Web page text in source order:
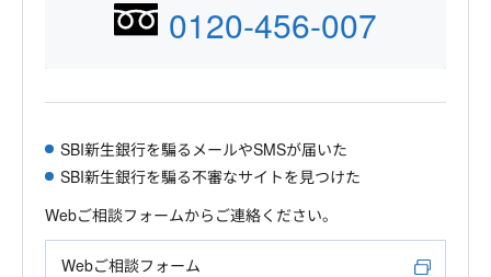
0120-456-007
SBI新生銀行を騙るメールやSMSが届いた
SBI新生銀行を騙る不審なサイトを見つけた
Webご相談フォームからご連絡ください。
Webご相談フォーム